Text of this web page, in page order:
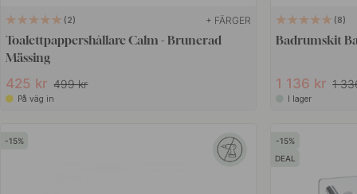
2 + FÄRGER
Toalettpappershållare Calm - Brunerad
Mässing
425 kr 499 kr
På väg in
8
Badrumskit
1 136 kr 1
I lager
15
15
DEAL